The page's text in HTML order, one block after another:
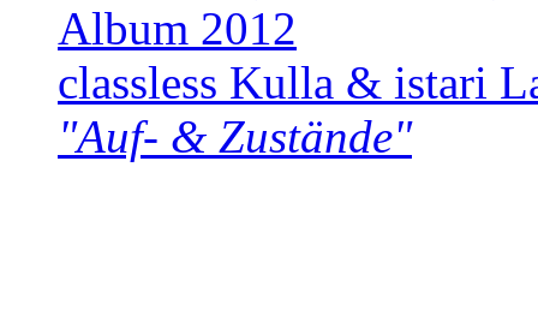
Album 2012
classless Kulla & istari
"Auf- & Zustände"